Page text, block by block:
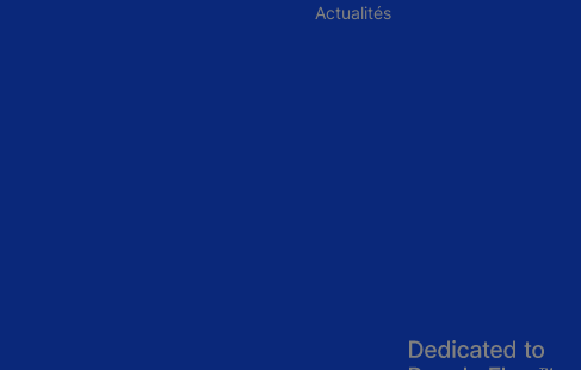
Actualités